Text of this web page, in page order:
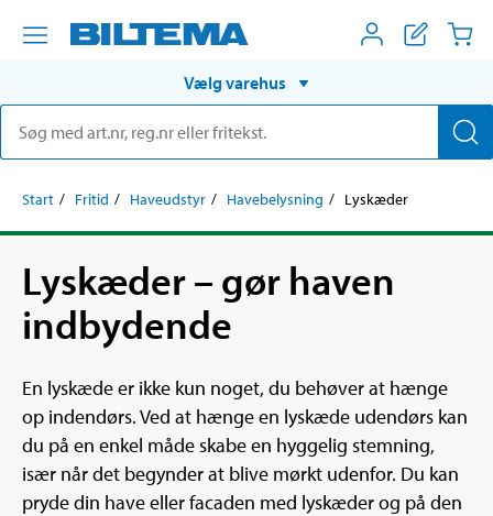
Vælg varehus
Start Fritid Haveudstyr Havebelysning Lyskæder
Lyskæder – gør haven
indbydende
En lyskæde er ikke kun noget, du behøver at hænge
op indendørs. Ved at hænge en lyskæde udendørs kan
du på en enkel måde skabe en hyggelig stemning,
især når det begynder at blive mørkt udenfor. Du kan
pryde din have eller facaden med lyskæder og på den